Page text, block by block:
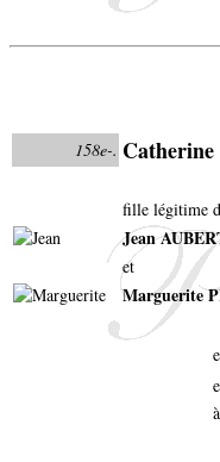
158e-.
fille légitime
Jean
et
Marguerite